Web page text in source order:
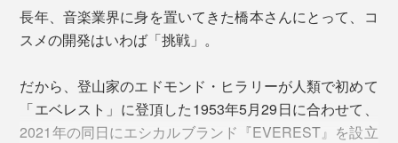
イリス
おもに地中海沿岸に生息する「ニオイアヤメ」の根茎か
ています。根から抽出されますが、花のように上品なフ
ローラル香と石鹸を感じさせるパウダリーなニュアンス
が特徴。
長年、音楽業界に身を置いてきた橋本さんにとって、コ
スメの開発はいわば「挑戦」。
だから、登山家のエドモンド・ヒラリーが人類で初めて
「エベレスト」に登頂した1953年5月29日に合わせて、
2021年の同日にエシカルブランド『EVEREST』を設立